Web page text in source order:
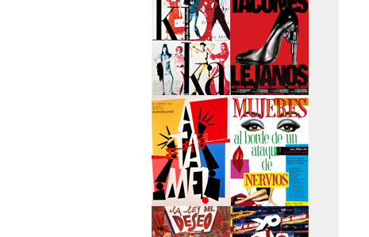
secreto
>Kika >Tacones lejanos
>Átame
>Mujeres al borde
de un...